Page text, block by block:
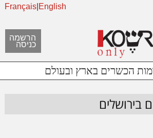
הכשרים בארץ ובעולם
הרשמה
כניסה
Français| English
בירושלים